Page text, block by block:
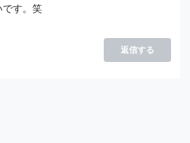
です。笑
返信する